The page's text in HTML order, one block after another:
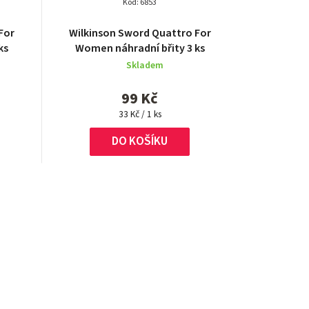
Wilkinson Sword Quattro For
Women náhradní břity 3 ks
Skladem
99 Kč
Měrná
cena:
33 Kč / 1 ks
DO KOŠÍKU
Kód: 6853